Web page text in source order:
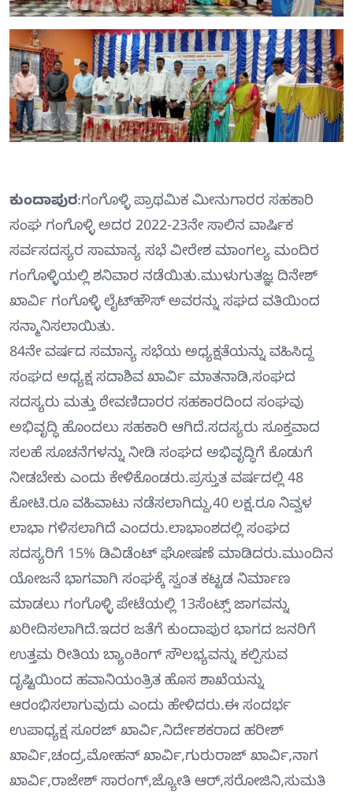
ಕುಂದಾಪುರ:ಗಂಗೊಳ್ಳಿ ಪ್ರಾಥಮಿಕ ಮೀನುಗಾರರ ಸಹಕಾರಿ
ಸಂಘ ಗಂಗೊಳ್ಳಿ ಅದರ 2022-23ನೇ ಸಾಲಿನ ವಾರ್ಷಿಕ
ಸರ್ವಸದಸ್ಯರ ಸಾಮಾನ್ಯ ಸಭೆ ವೀರೇಶ ಮಾಂಗಲ್ಯ ಮಂದಿರ
ಗಂಗೊಳ್ಳಿಯಲ್ಲಿ ಶನಿವಾರ ನಡೆಯಿತು.ಮುಳುಗುತಜ್ಞ ದಿನೇಶ್
ಖಾರ್ವಿ ಗಂಗೊಳ್ಳಿ ಲೈಟ್‍ಹೌಸ್ ಅವರನ್ನು ಸಘದ ವತಿಯಿಂದ
ಸನ್ಮಾನಿಸಲಾಯಿತು.
84ನೇ ವರ್ಷದ ಸಮಾನ್ಯ ಸಭೆಯ ಅಧ್ಯಕ್ಷತೆಯನ್ನು ವಹಿಸಿದ್ದ
ಸಂಘದ ಅಧ್ಯಕ್ಷ ಸದಾಶಿವ ಖಾರ್ವಿ ಮಾತನಾಡಿ,ಸಂಘದ
ಸದಸ್ಯರು ಮತ್ತು ಠೇವಣಿದಾರರ ಸಹಕಾರದಿಂದ ಸಂಘವು
ಅಭಿವೃದ್ಧಿ ಹೊಂದಲು ಸಹಕಾರಿ ಆಗಿದೆ.ಸದಸ್ಯರು ಸೂಕ್ತವಾದ
ಸಲಹೆ ಸೂಚನೆಗಳನ್ನು ನೀಡಿ ಸಂಘದ ಅಭಿವೃದ್ಧಿಗೆ ಕೊಡುಗೆ
ನೀಡಬೇಕು ಎಂದು ಕೇಳಿಕೊಂಡರು.ಪ್ರಸ್ತುತ ವರ್ಷದಲ್ಲಿ 48
ಕೋಟಿ.ರೂ ವಹಿವಾಟು ನಡೆಸಲಾಗಿದ್ದು,40 ಲಕ್ಷ.ರೂ ನಿವ್ವಳ
ಲಾಭಾ ಗಳಿಸಲಾಗಿದೆ ಎಂದರು.ಲಾಭಾಂಶದಲ್ಲಿ ಸಂಘದ
ಸದಸ್ಯರಿಗೆ 15% ಡಿವಿಡೆಂಟ್ ಘೋಷಣೆ ಮಾಡಿದರು.ಮುಂದಿನ
ಯೋಜನೆ ಭಾಗವಾಗಿ ಸಂಘಕ್ಕೆ ಸ್ವಂತ ಕಟ್ಟಡ ನಿರ್ಮಾಣ
ಮಾಡಲು ಗಂಗೊಳ್ಳಿ ಪೇಟೆಯಲ್ಲಿ 13ಸೆಂಟ್ಸ್ ಜಾಗವನ್ನು
ಖರೀದಿಸಲಾಗಿದೆ.ಇದರ ಜತೆಗೆ ಕುಂದಾಪುರ ಭಾಗದ ಜನರಿಗೆ
ಉತ್ತಮ ರೀತಿಯ ಬ್ಯಾಂಕಿಂಗ್ ಸೌಲಭ್ಯವನ್ನು ಕಲ್ಪಿಸುವ
ದೃಷ್ಟಿಯಿಂದ ಹವಾನಿಯಂತ್ರಿತ ಹೊಸ ಶಾಖೆಯನ್ನು
ಆರಂಭಿಸಲಾಗುವುದು ಎಂದು ಹೇಳಿದರು.ಈ ಸಂದರ್ಭ
ಉಪಾಧ್ಯಕ್ಷ ಸೂರಜ್ ಖಾರ್ವಿ,ನಿರ್ದೇಶಕರಾದ ಹರೀಶ್
ಖಾರ್ವಿ,ಚಂದ್ರ,ಮೋಹನ್ ಖಾರ್ವಿ,ಗುರುರಾಜ್ ಖಾರ್ವಿ,ನಾಗ
ಖಾರ್ವಿ,ರಾಜೇಶ್ ಸಾರಂಗ್,ಜ್ಯೋತಿ ಆರ್,ಸರೋಜಿನಿ,ಸುಮತಿ